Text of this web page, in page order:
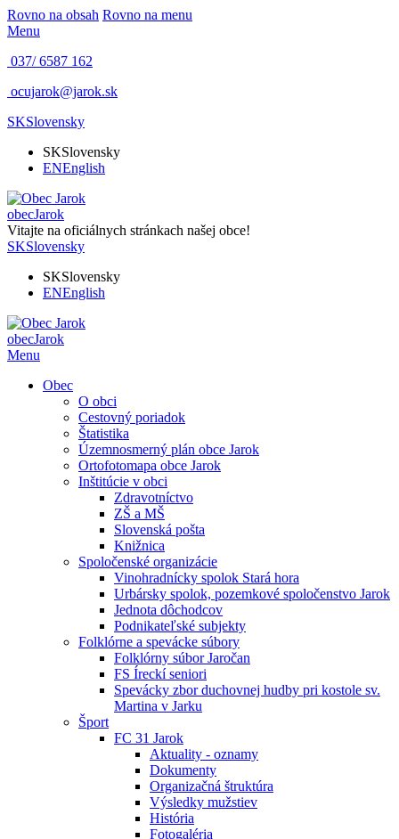
Rovno na obsah Rovno na menu
Menu
037/ 6587 162
ocujarok@jarok.sk
SKSlovensky
SKSlovensky
ENEnglish
obecJarok
Vitajte na oficiálnych stránkach našej obce!
SKSlovensky
SKSlovensky
ENEnglish
obecJarok
Menu
Obec
O obci
Cestovný poriadok
Štatistika
Územnosmerný plán obce Jarok
Ortofotomapa obce Jarok
Inštitúcie v obci
Zdravotníctvo
ZŠ a MŠ
Slovenská pošta
Knižnica
Spoločenské organizácie
Vinohradnícky spolok Stará hora
Urbársky spolok, pozemkové spoločenstvo Jarok
Jednota dôchodcov
Podnikateľské subjekty
Folklórne a spevácke súbory
Folklórny súbor Jaročan
FS Íreckí seniori
Spevácky zbor duchovnej hudby pri kostole sv.
Martina v Jarku
Šport
FC 31 Jarok
Aktuality - oznamy
Dokumenty
Organizačná štruktúra
Výsledky mužstiev
História
Fotogaléria